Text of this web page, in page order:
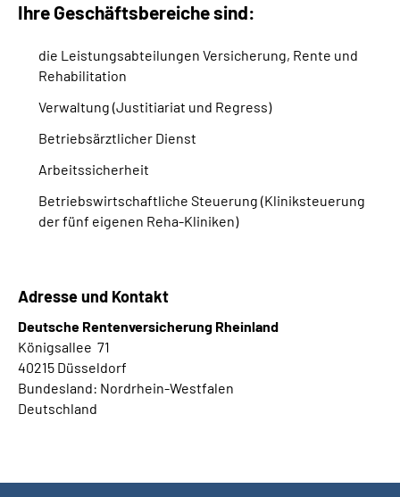
Ihre Geschäftsbereiche sind:
die Leistungsabteilungen Versicherung, Rente und
Rehabilitation
Verwaltung (Justitiariat und Regress)
Betriebsärztlicher Dienst
Arbeitssicherheit
Betriebswirtschaftliche Steuerung (Kliniksteuerung
der fünf eigenen Reha-Kliniken)
Adresse und Kontakt
Deutsche Rentenversicherung Rheinland
Königsallee 71
40215 Düsseldorf
Bundesland: Nordrhein-Westfalen
Deutschland